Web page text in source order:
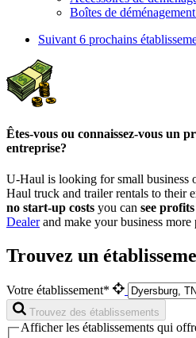
Boîtes de
Suivant 6 prochains
Êtes-vous ou connaissez-vous un
entreprise?
U-Haul is looking for small business
Haul truck and trailer rentals to their
no start-up costs you can see
Dealerand make your business more
Trouvez un
Votre établissement*
Trouvez des établissements
Afficher les établissements qui